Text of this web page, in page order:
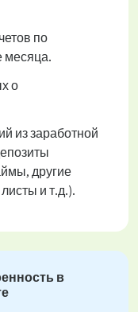
по
месяца.
о
из заработной
другие
и т.д.).
в